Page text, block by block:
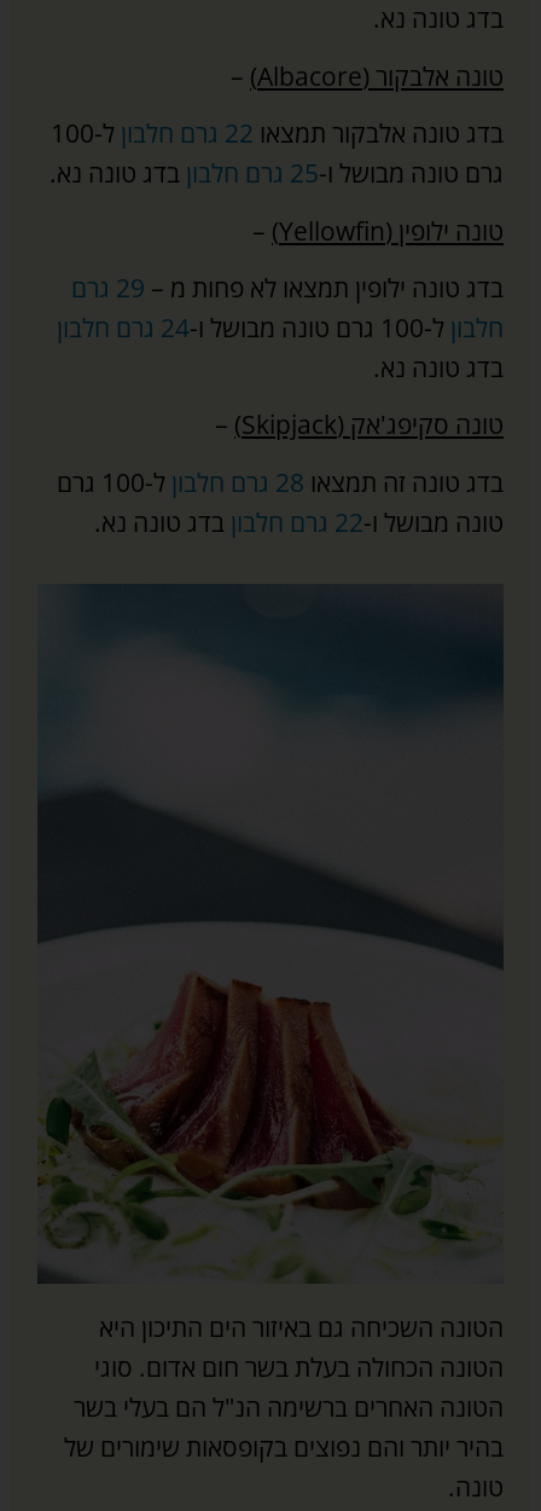
בדג טונה נא.
טונה אלבקור (Albacore)
–
בדג טונה אלבקור תמצאו 22 גרם חלבון
ל-100
גרם טונה מבושל ו-25 גרם חלבון
בדג טונה נא.
טונה ילופין (Yellowfin)
–
בדג טונה ילופין תמצאו לא פחות מ –
29 גרם
חלבון ל-100 גרם טונה מבושל ו-
24 גרם חלבון
בדג טונה נא.
טונה סקיפג'אק (Skipjack)
–
בדג טונה זה תמצאו 28 גרם חלבון
ל-100 גרם
טונה מבושל ו-22 גרם חלבון בדג טונה נא.
הטונה השכיחה גם באיזור הים התיכון היא
הטונה הכחולה בעלת בשר חום אדום. סוגי
הטונה האחרים ברשימה הנ"ל הם בעלי בשר
בהיר יותר והם נפוצים בקופסאות שימורים של
טונה.